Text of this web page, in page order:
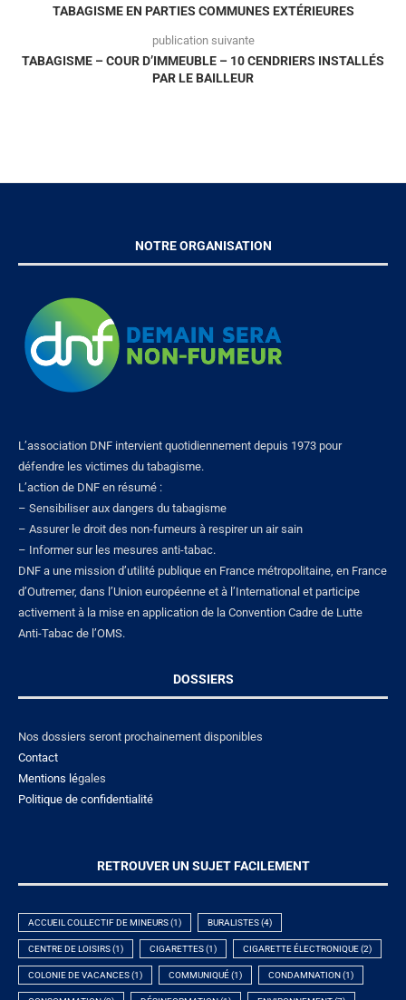
TABAGISME EN PARTIES COMMUNES EXTÉRIEURES
publication suivante
TABAGISME – COUR D’IMMEUBLE – 10 CENDRIERS INSTALLÉS
PAR LE BAILLEUR
NOTRE ORGANISATION
L’association DNF intervient quotidiennement depuis 1973 pour
défendre les victimes du tabagisme.
L’action de DNF en résumé :
– Sensibiliser aux dangers du tabagisme
– Assurer le droit des non-fumeurs à respirer un air sain
– Informer sur les mesures anti-tabac.
DNF a une mission d’utilité publique en France métropolitaine, en France
d’Outremer, dans l’Union européenne et à l’International et participe
activement à la mise en application de la Convention Cadre de Lutte
Anti-Tabac de l’OMS.
DOSSIERS
Nos dossiers seront prochainement disponibles
Contact
Mentions légales
Politique de confidentialité
RETROUVER UN SUJET FACILEMENT
ACCUEIL COLLECTIF DE MINEURS(1) BURALISTES(4)
CENTRE DE LOISIRS(1) CIGARETTES(1) CIGARETTE ÉLECTRONIQUE(2)
COLONIE DE VACANCES(1) COMMUNIQUÉ(1) CONDAMNATION (1)